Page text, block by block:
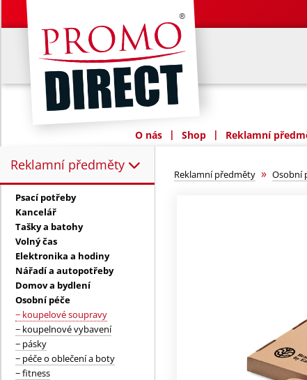
O nás | Shop | Reklamní
Reklamní předměty
Reklamní předměty:
Psací potřeby
Kancelář
Tašky a batohy
Volný čas
Elektronika a hodiny
Nářadí a autopotřeby
Domov a bydlení
Osobní péče
− koupelové soupravy
− koupelnové vybavení
− pásky
− péče o oblečení a boty
− fitness
Reklamní předměty » Osobní